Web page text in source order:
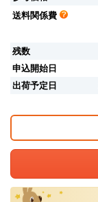
送料関係費
残数
申込開始日
出荷予定日